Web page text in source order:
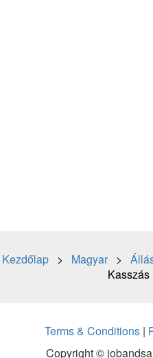
Kezdőlap> Magyar>
Terms & Conditions|
Copyright ©